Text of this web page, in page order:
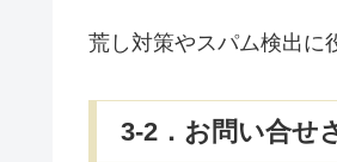
荒し対策やスパム検出に
3-2．お問い合せ